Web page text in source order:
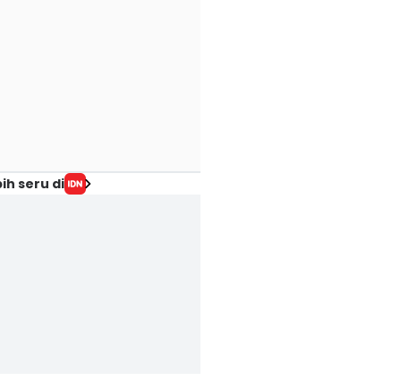
seru di